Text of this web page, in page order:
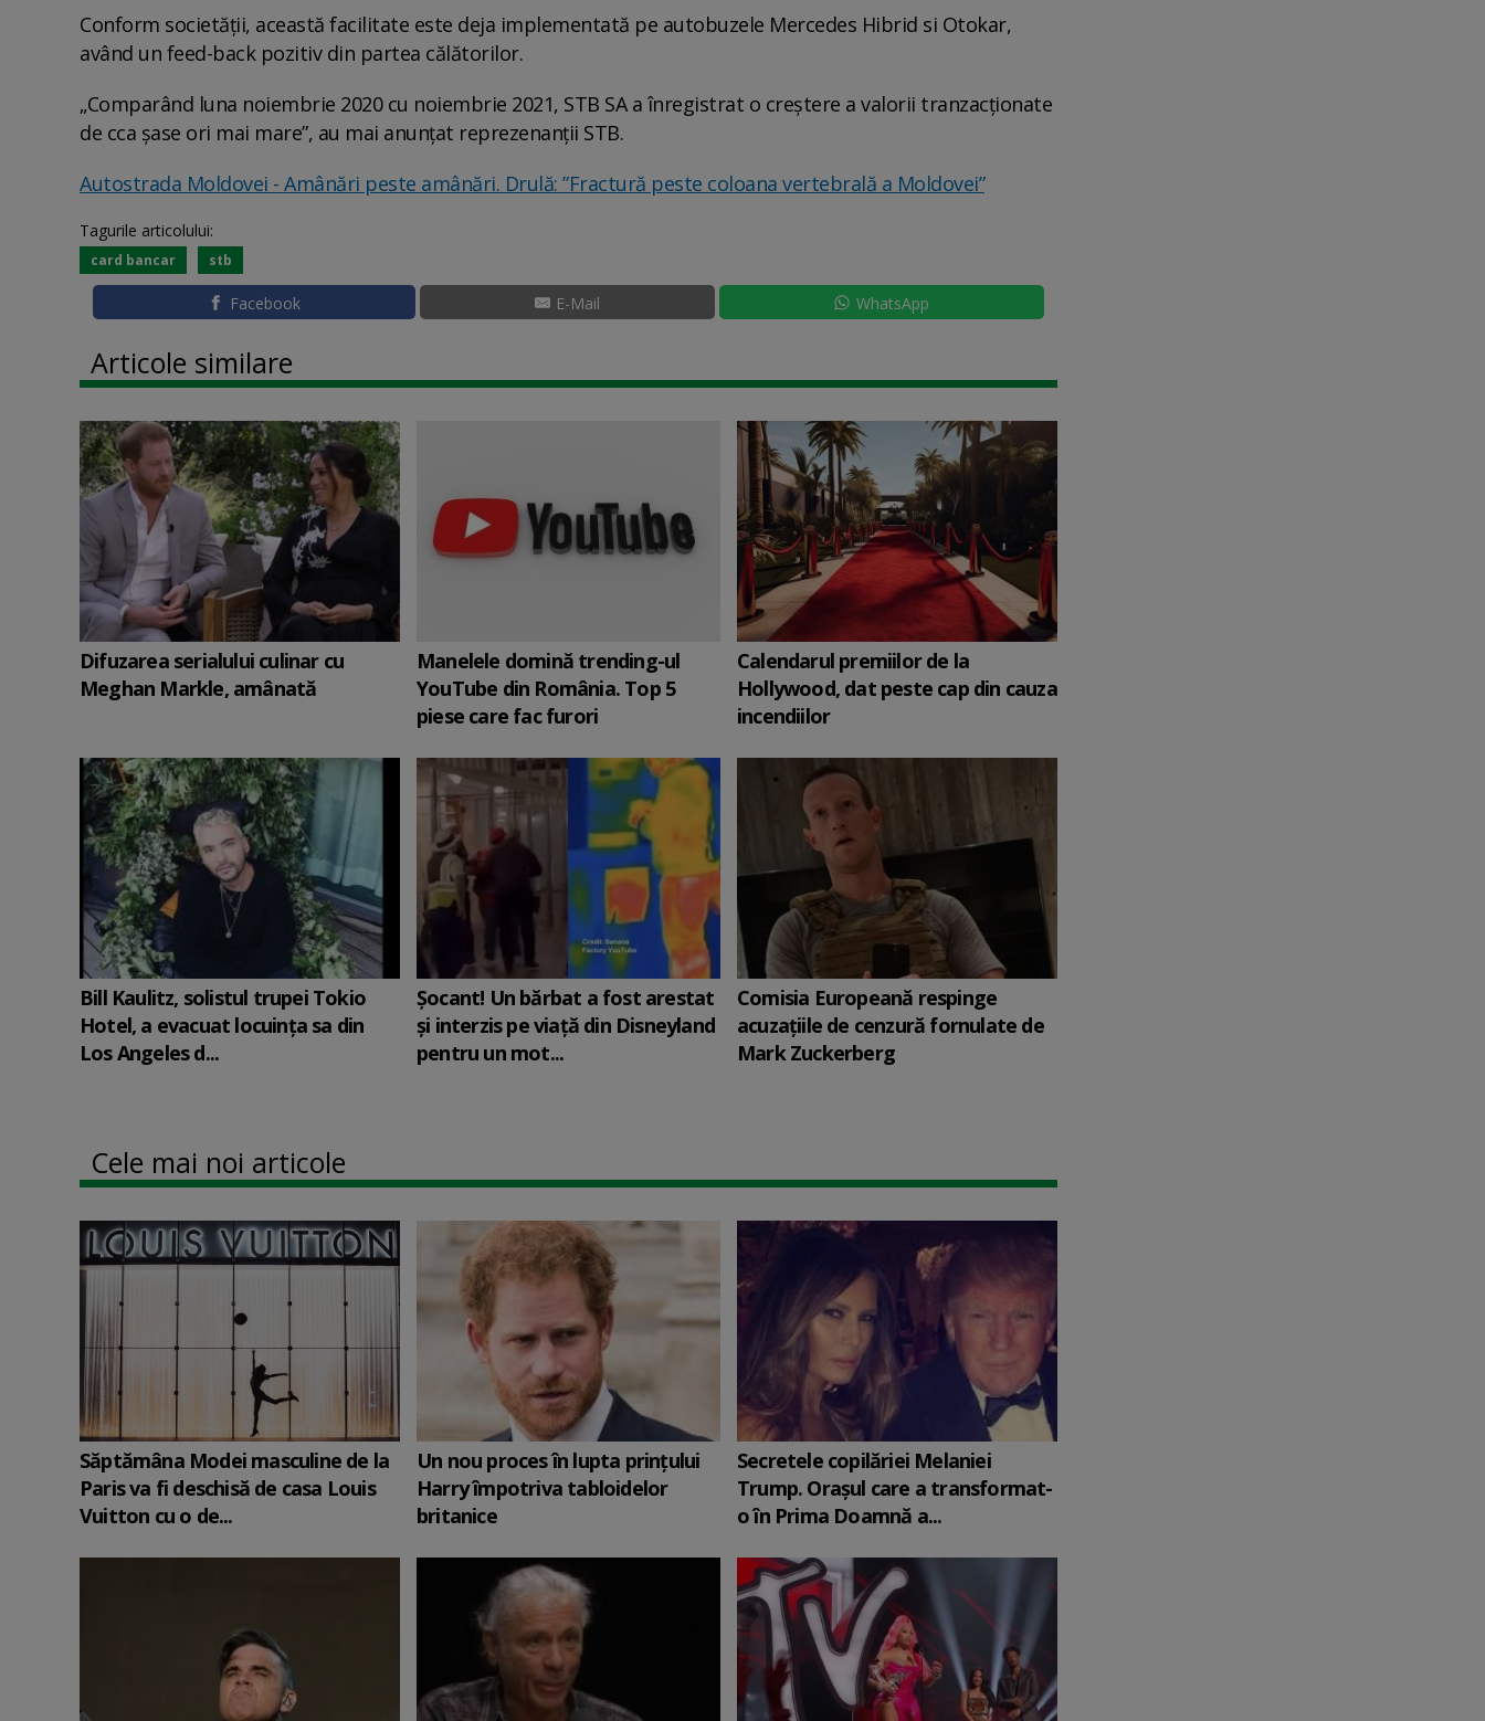
Conform societății, această facilitate este deja implementată pe autobuzele Mercedes Hibrid si Otokar,
având un feed-back pozitiv din partea călătorilor.
„Comparând luna noiembrie 2020 cu noiembrie 2021, STB SA a înregistrat o creștere a valorii tranzacționate
de cca șase ori mai mare”, au mai anunțat reprezenanții STB.
Autostrada Moldovei - Amânări peste amânări. Drulă: ”Fractură peste coloana vertebrală a Moldovei”
Tagurile articolului:
card bancar stb
Facebook E-Mail WhatsApp
Articole similare
Difuzarea serialului culinar cu
Meghan Markle, amânată
Manelele domină trending-ul
YouTube din România. Top 5
piese care fac furori
Calendarul premiilor de la
Hollywood, dat peste cap din cauza
incendiilor
Bill Kaulitz, solistul trupei Tokio
Hotel, a evacuat locuinţa sa din
Los Angeles d...
Șocant! Un bărbat a fost arestat
și interzis pe viață din Disneyland
pentru un mot...
Comisia Europeană respinge
acuzaţiile de cenzură fornulate de
Mark Zuckerberg
Cele mai noi articole
Săptămâna Modei masculine de la
Paris va fi deschisă de casa Louis
Vuitton cu o de...
Un nou proces în lupta prinţului
Harry împotriva tabloidelor
britanice
Secretele copilăriei Melaniei
Trump. Orașul care a transformat-
o în Prima Doamnă a...